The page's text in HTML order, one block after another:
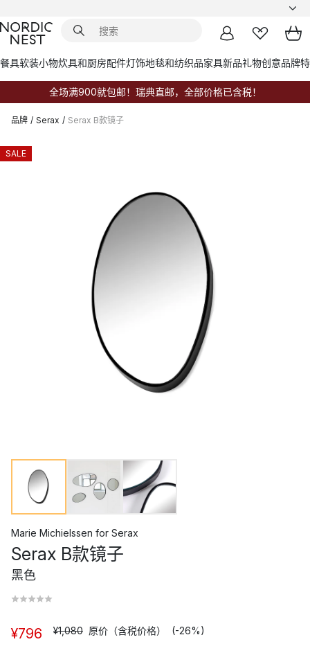
餐具软装小物炊具和厨房配件灯饰地毯和纺织品家具新品礼物创意品牌
全场满900就包邮！瑞典直邮，全部价格已含税！
品牌 / Serax / Serax B款镜子
SALE
Marie Michielssen for Serax
Serax B款镜子
黑色
¥796 ¥1,080 原价（含税价格） (-26%)